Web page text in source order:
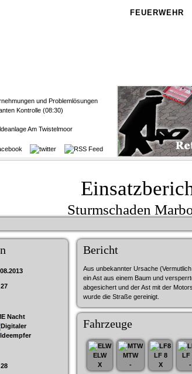
FEUERWEHR
und Problemlösungen
Kontrolle (08:30)
Am Twistelmoor
Sturmschaden
Nacht
Bericht
Aus unbekannter Ursache
ein Ast aus einem Baum und
abgesichert und der Ast mit der
wurde die Straße gereinigt.
Fahrzeuge
ELW
X
MTW
-
LF 8
X
LF
-